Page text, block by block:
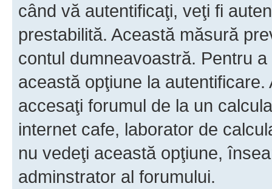
când vă autentificaţi, veţi fi
prestabilită. Această măsură
contul dumneavoastră. Pentru
această opţiune la
accesaţi forumul de la un
internet cafe, laborator de
nu vedeţi această opţiune,
adminstrator al forumului.